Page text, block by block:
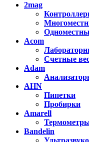
2mag
Acom
Счетные
Adam
AHN
Пипетки
Пробирки
Amarell
Bandelin